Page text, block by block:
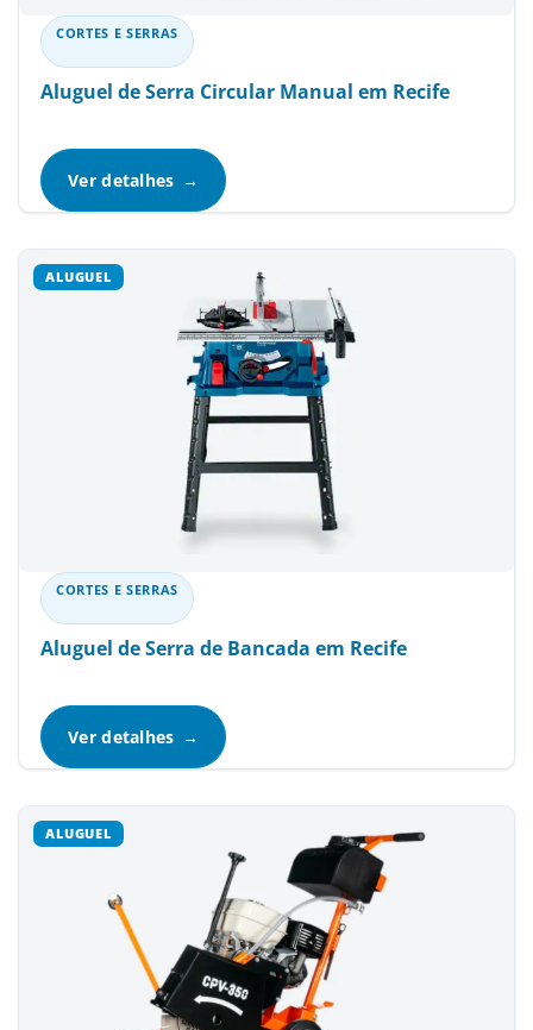
CORTES E SERRAS
Aluguel de Serra Circular Manual em Recife
Ver detalhes
CORTES E SERRAS
Aluguel de Serra de Bancada em Recife
Ver detalhes